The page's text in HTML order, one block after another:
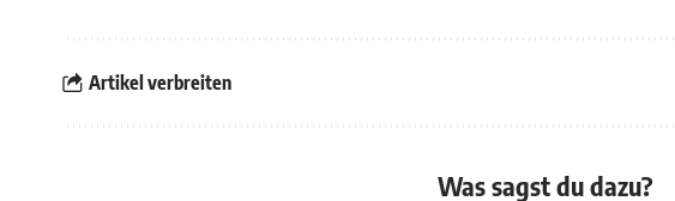
Artikel verbreiten
Was sagst du dazu?